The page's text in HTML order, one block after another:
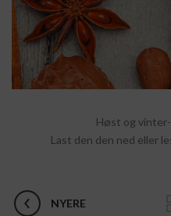
Høst og
Last den den ned eller
NYERE